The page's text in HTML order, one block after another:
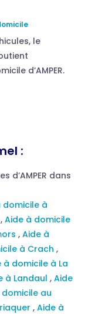
le
d’AMPER.
:
d’AMPER dans
domicile à
, Aide à domicile
, Aide à
à Crach ,
à domicile à La
à Landaul , Aide
au
, Aide à